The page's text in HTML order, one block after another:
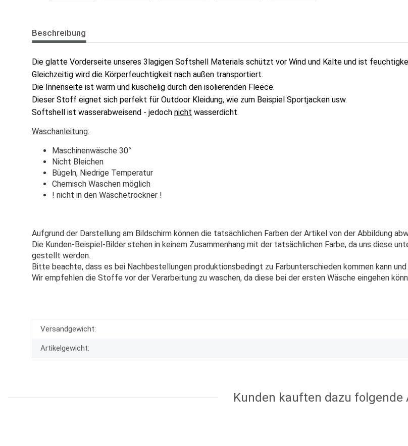
Beschreibung
Die glatte Vorderseite unseres 3lagigen Softshell Materials schützt vor Wind und Kälte und ist
Gleichzeitig wird die Körperfeuchtigkeit nach außen transportiert.
Die Innenseite ist warm und kuschelig durch den isolierenden Fleece.
Dieser Stoff eignet sich perfekt für Outdoor Kleidung, wie zum Beispiel Sportjacken usw.
Softshell ist wasserabweisend - jedoch nicht wasserdicht.
Waschanleitung:
Maschinenwäsche 30°
Nicht Bleichen
Bügeln, Niedrige Temperatur
Chemisch Waschen möglich
! nicht in den Wäschetrockner !
Aufgrund der Darstellung am Bildschirm können die tatsächlichen Farben der Artikel von der Abbildung
Die Kunden-Beispiel-Bilder stehen in keinem Zusammenhang mit der tatsächlichen Farbe, da uns diese
gestellt werden.
Bitte beachte, dass es bei Nachbestellungen produktionsbedingt zu Farbunterschieden kommen kann
Wir empfehlen die Stoffe vor der Verarbeitung zu waschen, da diese bei der ersten Wäsche eingehen
Versandgewicht:
Artikelgewicht:
Kunden kauften dazu folgende